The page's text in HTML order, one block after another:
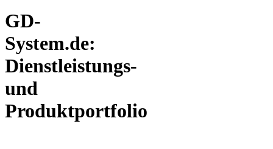
GD-
System.de:
Dienstleistungs-
und
Produktportfolio